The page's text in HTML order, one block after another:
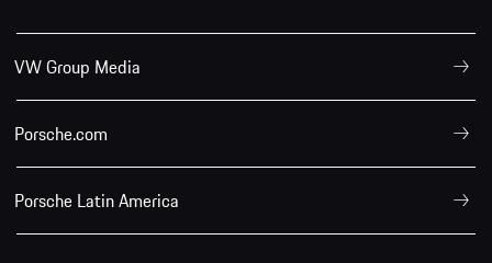
VW Group Media
Porsche.com
Porsche Latin America